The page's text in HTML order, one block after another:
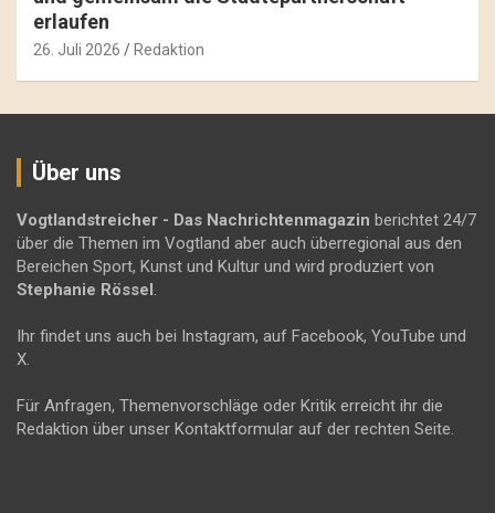
erlaufen
26. Juli 2026 Redaktion
Über uns
Vogtlandstreicher - Das Nachrichtenmagazin berichtet 24/7
über die Themen im Vogtland aber auch überregional aus den
Bereichen Sport, Kunst und Kultur und wird produziert von
Stephanie Rössel.
Ihr findet uns auch bei Instagram, auf Facebook, YouTube und
X.
Für Anfragen, Themenvorschläge oder Kritik erreicht ihr die
Redaktion über unser Kontaktformular auf der rechten Seite.